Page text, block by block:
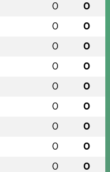
0 0
0 0
0 0
0 0
0 0
0 0
0 0
0 0
0 0